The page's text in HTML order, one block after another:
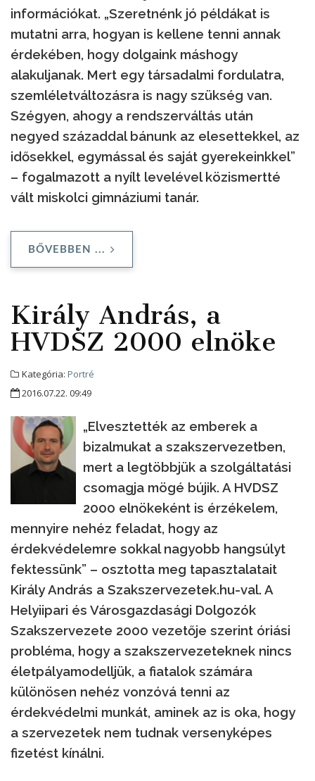
információkat. „Szeretnénk jó példákat is
mutatni arra, hogyan is kellene tenni annak
érdekében, hogy dolgaink máshogy
alakuljanak. Mert egy társadalmi fordulatra,
szemléletváltozásra is nagy szükség van.
Szégyen, ahogy a rendszerváltás után
negyed századdal bánunk az elesettekkel, az
idősekkel, egymással és saját gyerekeinkkel”
– fogalmazott a nyílt levelével közismertté
vált miskolci gimnáziumi tanár.
BŐVEBBEN ...
Király András, a
HVDSZ 2000 elnöke
Kategória: Portré
2016.07.22. 09:49
„Elvesztették az emberek a
bizalmukat a szakszervezetben,
mert a legtöbbjük a szolgáltatási
csomagja mögé bújik. A HVDSZ
2000 elnökeként is érzékelem,
mennyire nehéz feladat, hogy az
érdekvédelemre sokkal nagyobb hangsúlyt
fektessünk” – osztotta meg tapasztalatait
Király András a Szakszervezetek.hu-val. A
Helyiipari és Városgazdasági Dolgozók
Szakszervezete 2000 vezetője szerint óriási
probléma, hogy a szakszervezeteknek nincs
életpályamodelljük, a fiatalok számára
különösen nehéz vonzóvá tenni az
érdekvédelmi munkát, aminek az is oka, hogy
a szervezetek nem tudnak versenyképes
fizetést kínálni.